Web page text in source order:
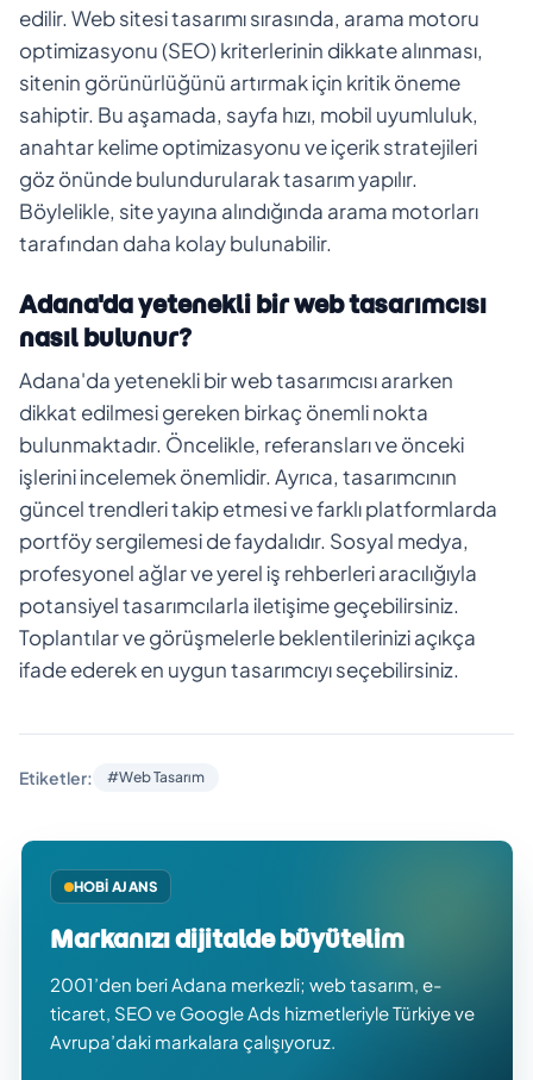
edilir. Web sitesi tasarımı sırasında, arama motoru
optimizasyonu (SEO) kriterlerinin dikkate alınması,
sitenin görünürlüğünü artırmak için kritik öneme
sahiptir. Bu aşamada, sayfa hızı, mobil uyumluluk,
anahtar kelime optimizasyonu ve içerik stratejileri
göz önünde bulundurularak tasarım yapılır.
Böylelikle, site yayına alındığında arama motorları
tarafından daha kolay bulunabilir.
Adana'da yetenekli bir web tasarımcısı
nasıl bulunur?
Adana'da yetenekli bir web tasarımcısı ararken
dikkat edilmesi gereken birkaç önemli nokta
bulunmaktadır. Öncelikle, referansları ve önceki
işlerini incelemek önemlidir. Ayrıca, tasarımcının
güncel trendleri takip etmesi ve farklı platformlarda
portföy sergilemesi de faydalıdır. Sosyal medya,
profesyonel ağlar ve yerel iş rehberleri aracılığıyla
potansiyel tasarımcılarla iletişime geçebilirsiniz.
Toplantılar ve görüşmelerle beklentilerinizi açıkça
ifade ederek en uygun tasarımcıyı seçebilirsiniz.
Etiketler: #Web Tasarım
HOBI AJANS
Markanızı dijitalde büyütelim
2001’den beri Adana merkezli; web tasarım, e-
ticaret, SEO ve Google Ads hizmetleriyle Türkiye ve
Avrupa’daki markalara çalışıyoruz.